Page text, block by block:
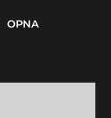
OPNA